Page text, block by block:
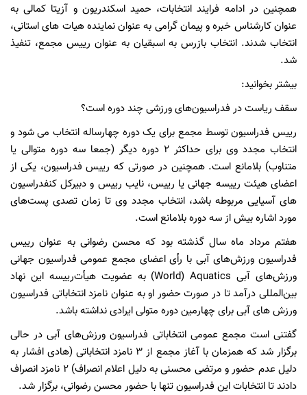
همچنین در ادامه فرایند انتخابات، حمید اسکندریون و آزیتا کمالی به
عنوان کارشناس خبره و پیمان گرامی به عنوان نماینده هیات های استانی،
انتخاب شدند. انتخاب بازرس به اسبقیان به عنوان رییس مجمع، تنفیذ
شد.
بیشتر بخوانید:
سقف ریاست در فدراسیون‌های ورزشی چند دوره است؟
رییس فدراسیون توسط مجمع برای یک دوره چهارساله انتخاب می شود و
انتخاب مجدد وی برای حداکثر ۲ دوره دیگر (جمعا سه دوره متوالی یا
متناوب) بلامانع است. همچنین در صورتی که رییس فدراسیون، یکی از
اعضای هیئت رییسه جهانی یا رییس، نایب رییس و دبیرکل کنفدراسیون
های آسیایی مربوطه باشد، انتخاب مجدد وی تا زمان تصدی پست‌های
مورد اشاره بیش از سه دوره بلامانع است.
هفتم مرداد ماه سال گذشته بود که محسن رضوانی به عنوان رییس
فدراسیون ورزش‌های آبی با رأی اعضای مجمع عمومی فدراسیون جهانی
ورزش‌های آبی World) Aquatics) به عضویت هیأت‌رییسه این نهاد
بین‌المللی درآمد تا در صورت حضور او به عنوان نامزد انتخاباتی فدراسیون
ورزش های آبی برای چهارمین دوره متولی ایرادی نداشته باشد.
گفتنی است مجمع عمومی انتخاباتی فدراسیون ورزش‌های آبی در حالی
برگزار شد که همزمان با آغاز مجمع از ۳ نامزد انتخاباتی (هادی افشار به
دلیل عدم حضور و مرتضی محسنی به دلیل اعلام انصراف) ۲ نامزد انصراف
دادند تا انتخابات این فدراسیون تنها با حضور محسن رضوانی، برگزار شد.